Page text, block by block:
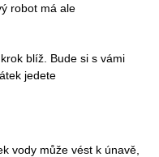
robot má ale
blíž. Bude si s vámi
jedete
vody může vést k únavě,